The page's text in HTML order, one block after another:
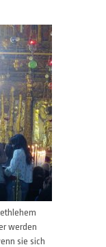
werden
sie sich